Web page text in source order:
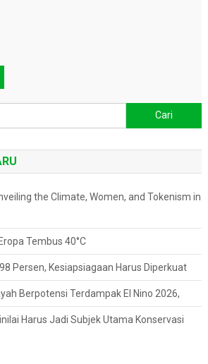
untuk:
the Climate, Women, and Tokenism in
Tembus 40°C
Persen, Kesiapsiagaan Harus Diperkuat
Berpotensi Terdampak El Nino 2026,
Harus Jadi Subjek Utama Konservasi